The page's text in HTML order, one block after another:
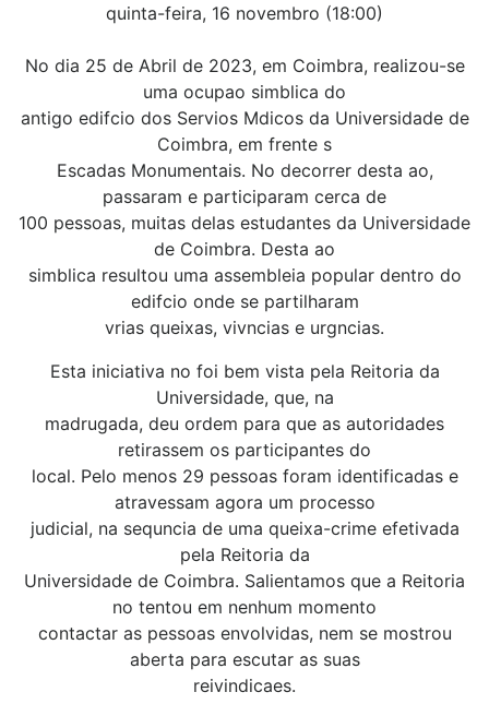
quinta-feira, 16 novembro (18:00)
No dia 25 de Abril de 2023, em Coimbra, realizou-se
uma ocupao simblica do
antigo edifcio dos Servios Mdicos da Universidade de
Coimbra, em frente s
Escadas Monumentais. No decorrer desta ao,
passaram e participaram cerca de
100 pessoas, muitas delas estudantes da Universidade
de Coimbra. Desta ao
simblica resultou uma assembleia popular dentro do
edifcio onde se partilharam
vrias queixas, vivncias e urgncias.
Esta iniciativa no foi bem vista pela Reitoria da
Universidade, que, na
madrugada, deu ordem para que as autoridades
retirassem os participantes do
local. Pelo menos 29 pessoas foram identificadas e
atravessam agora um processo
judicial, na sequncia de uma queixa-crime efetivada
pela Reitoria da
Universidade de Coimbra. Salientamos que a Reitoria
no tentou em nenhum momento
contactar as pessoas envolvidas, nem se mostrou
aberta para escutar as suas
reivindicaes.